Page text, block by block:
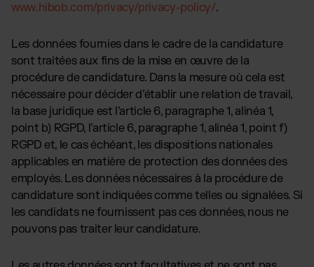
www.hibob.com/privacy/privacy-policy/.
Les données fournies dans le cadre de la candidature
sont traitées aux fins de la mise en œuvre de la
procédure de candidature. Dans la mesure où cela est
nécessaire pour décider d’établir une relation de travail,
la base juridique est l’article 6, paragraphe 1, alinéa 1,
point b) RGPD, l’article 6, paragraphe 1, alinéa 1, point f)
RGPD et, le cas échéant, les dispositions nationales
applicables en matière de protection des données des
employés. Les données nécessaires à la procédure de
candidature sont indiquées comme telles ou signalées. Si
les candidats ne fournissent pas ces données, nous ne
pouvons pas traiter leur candidature.